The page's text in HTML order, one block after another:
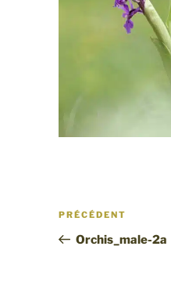
Navigation
l’article
Article
précédent
PRÉCÉDENT
Orchis_male-2a